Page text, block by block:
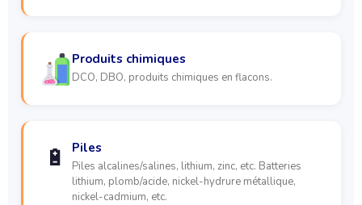
Produits chimiques
DCO, DBO, produits chimiques en flacons.
🔋 Piles
Piles alcalines/salines, lithium, zinc, etc. Batteries
lithium, plomb/acide, nickel-hydrure métallique,
nickel-cadmium, etc.